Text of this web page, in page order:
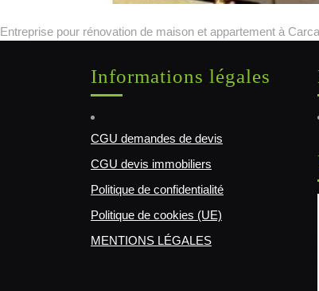
Entreprise pour rénovation de maison et appartement à
Informations légales
CGU demandes de devis
CGU devis immobiliers
Politique de confidentialité
Politique de cookies (UE)
MENTIONS LÉGALES